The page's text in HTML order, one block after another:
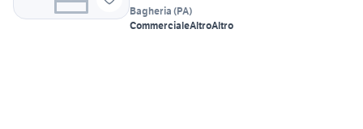
Bagheria (PA)
CommercialeAltroAltro